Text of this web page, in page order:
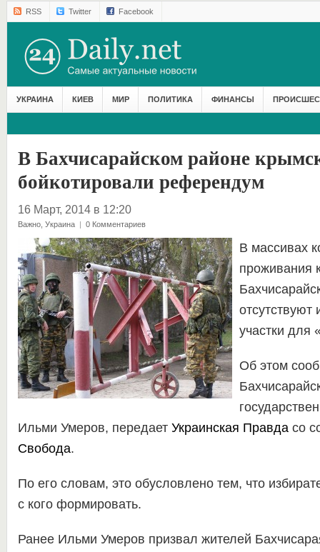
RSS Twitter Facebook
УКРАИНА КИЕВ МИР ПОЛИТИКА ФИНАНСЫ
В Бахчисарайском районе
бойкотировали референдум
16 Март, 2014 в 12:20
Важно, Украина | 0 Комментариев
В массивах
проживания
отсутствуют
участки для
Об этом
Ильми Умеров, передает Украинская Правдасо
Свобода.
По его словам, это обусловлено тем, что
с кого формировать.
Ранее Ильми Умеров призвал жителей